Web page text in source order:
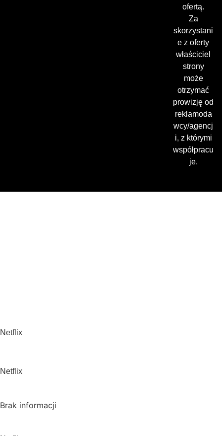
ofertą.
Za
skorzystani
e z oferty
właściciel
strony
może
otrzymać
prowizję od
reklamoda
wcy/agencj
i, z którymi
współpracu
je.
Netflix
Netflix
Brak informacji